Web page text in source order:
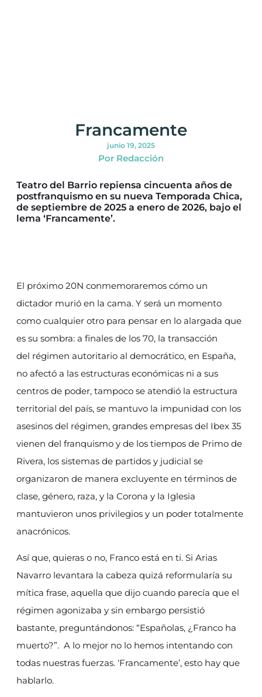
Francamente
junio 19, 2025
Por Redacción
Teatro del Barrio repiensa cincuenta años de
postfranquismo en su nueva Temporada Chica,
de septiembre de 2025 a enero de 2026, bajo el
lema ‘Francamente’.
El próximo 20N conmemoraremos cómo un
dictador murió en la cama. Y será un momento
como cualquier otro para pensar en lo alargada que
es su sombra: a finales de los 70, la transacción
del régimen autoritario al democrático, en España,
no afectó a las estructuras económicas ni a sus
centros de poder, tampoco se atendió la estructura
territorial del país, se mantuvo la impunidad con los
asesinos del régimen, grandes empresas del Ibex 35
vienen del franquismo y de los tiempos de Primo de
Rivera, los sistemas de partidos y judicial se
organizaron de manera excluyente en términos de
clase, género, raza, y la Corona y la Iglesia
mantuvieron unos privilegios y un poder totalmente
anacrónicos.
Así que, quieras o no, Franco está en ti. Si Arias
Navarro levantara la cabeza quizá reformularía su
mítica frase, aquella que dijo cuando parecía que el
régimen agonizaba y sin embargo persistió
bastante, preguntándonos: “Españolas, ¿Franco ha
muerto?”. A lo mejor no lo hemos intentando con
todas nuestras fuerzas. ‘Francamente’, esto hay que
hablarlo.